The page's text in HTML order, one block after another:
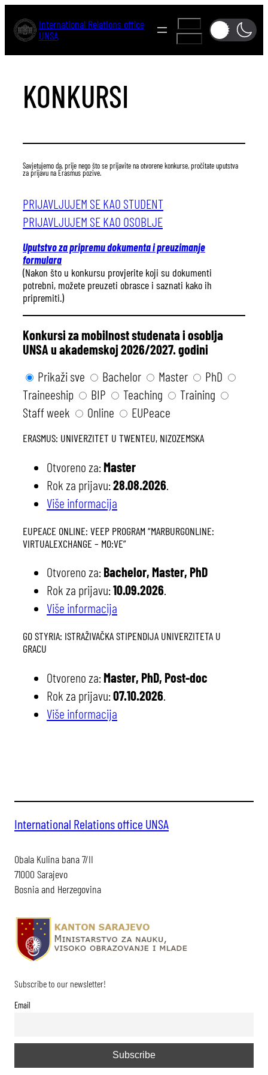
content
International Relations office
UNSA
KONKURSI
Savjetujemo da, prije nego što se prijavite na otvorene konkurse, pročitate uputstva
za prijavu na Erasmus pozive.
PRIJAVLJUJEM SE KAO STUDENT
PRIJAVLJUJEM SE KAO OSOBLJE
Uputstvo za pripremu dokumenta i preuzimanje
formulara
(Nakon što u konkursu provjerite koji su dokumenti
potrebni, možete preuzeti obrasce i saznati kako ih
pripremiti.)
Konkursi za mobilnost studenata i osoblja
UNSA u akademskoj 2026/2027. godini
Prikaži sve
Bachelor Master
PhD
Traineeship
BIP Teaching
Training
Staff week
Online EUPeace
ERASMUS: UNIVERZITET U TWENTEU, NIZOZEMSKA
Otvoreno za:Master
Rok za prijavu:28.08.2026
Više informacija
EUPEACE ONLINE: VEEP PROGRAM “MARBURGONLINE:
VIRTUALEXCHANGE – MO:VE”
Otvoreno za:Bachelor, Master, PhD
Rok za prijavu:10.09.2026.
Više informacija
GO STYRIA: ISTRAŽIVAČKA STIPENDIJA UNIVERZITETA U
GRACU
Otvoreno za:Master, PhD, Post-doc
Rok za prijavu:07.10.2026.
Više informacija
International Relations office UNSA
Obala Kulina bana 7/II
71000 Sarajevo
Bosnia and Herzegovina
Subscribe to our newsletter!
Email